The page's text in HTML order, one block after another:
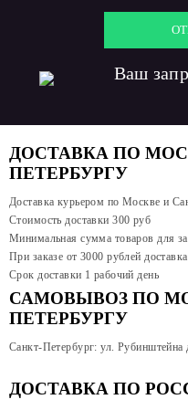
Ваш
ДОСТАВКА ПО
ПЕТЕРБУРГУ
Доставка курьером по Москве и
Стоимость доставки 300 руб
Минимальная сумма товаров для
При заказе от 3000 рублей
Срок доставки 1 рабочий день
САМОВЫВОЗ ПО
ПЕТЕРБУРГУ
Санкт-Петербург: ул. Рубинштейна
ДОСТАВКА ПО